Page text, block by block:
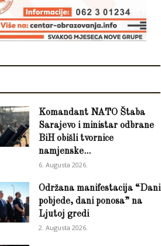
Komandant NATO Štaba
Sarajevo i ministar odbrane
BiH obišli tvornice
namjenske...
6. Augusta 2026.
Održana manifestacija “Dani
pobjede, dani ponosa” na
Ljutoj gredi
2. Augusta 2026.